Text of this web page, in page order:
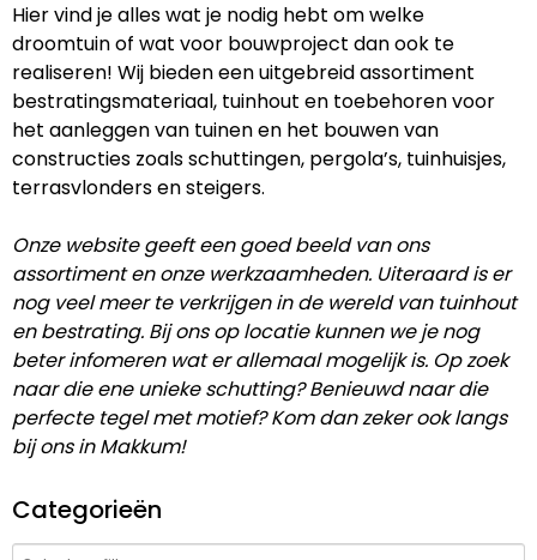
Hier vind je alles wat je nodig hebt om welke
droomtuin of wat voor bouwproject dan ook te
realiseren! Wij bieden een uitgebreid assortiment
bestratingsmateriaal, tuinhout en toebehoren voor
het aanleggen van tuinen en het bouwen van
constructies zoals schuttingen, pergola’s, tuinhuisjes,
terrasvlonders en steigers.
Onze website geeft een goed beeld van ons
assortiment en onze werkzaamheden. Uiteraard is er
nog veel meer te verkrijgen in de wereld van tuinhout
en bestrating. Bij ons op locatie kunnen we je nog
beter infomeren wat er allemaal mogelijk is. Op zoek
naar die ene unieke schutting? Benieuwd naar die
perfecte tegel met motief? Kom dan zeker ook langs
bij ons in Makkum!
Categorieën